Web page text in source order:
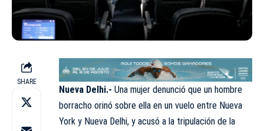
SHARE
Nueva Delhi.- Una mujer denunció que un hombre
borracho orinó sobre ella en un vuelo entre Nueva
York y Nueva Delhi, y acusó a la tripulación de la